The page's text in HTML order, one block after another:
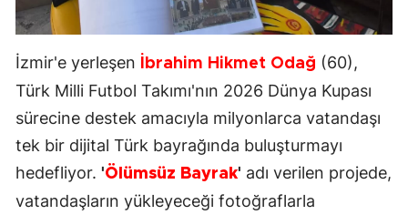
İzmir'e yerleşen İbrahim Hikmet Odağ (60),
Türk Milli Futbol Takımı'nın 2026 Dünya Kupası
sürecine destek amacıyla milyonlarca vatandaşı
tek bir dijital Türk bayrağında buluşturmayı
hedefliyor. 'Ölümsüz Bayrak' adı verilen projede,
vatandaşların yükleyeceği fotoğraflarla